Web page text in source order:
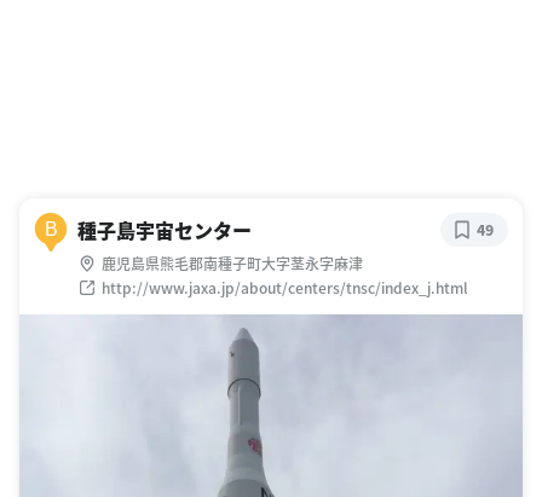
B 種子島宇宙センター
鹿児島県熊毛郡南種子町大字茎永字麻津
http://www.jaxa.jp/about/centers/tnsc/index_j.html
49